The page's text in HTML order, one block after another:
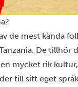
de mest kända
De tillhör
mycket rik
till sitt eget